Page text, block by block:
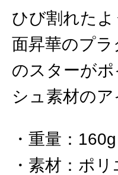
ひび割れた
面昇華のプ
のスターが
シュ素材のア
重量 ： 160g
素材 ： ポリ